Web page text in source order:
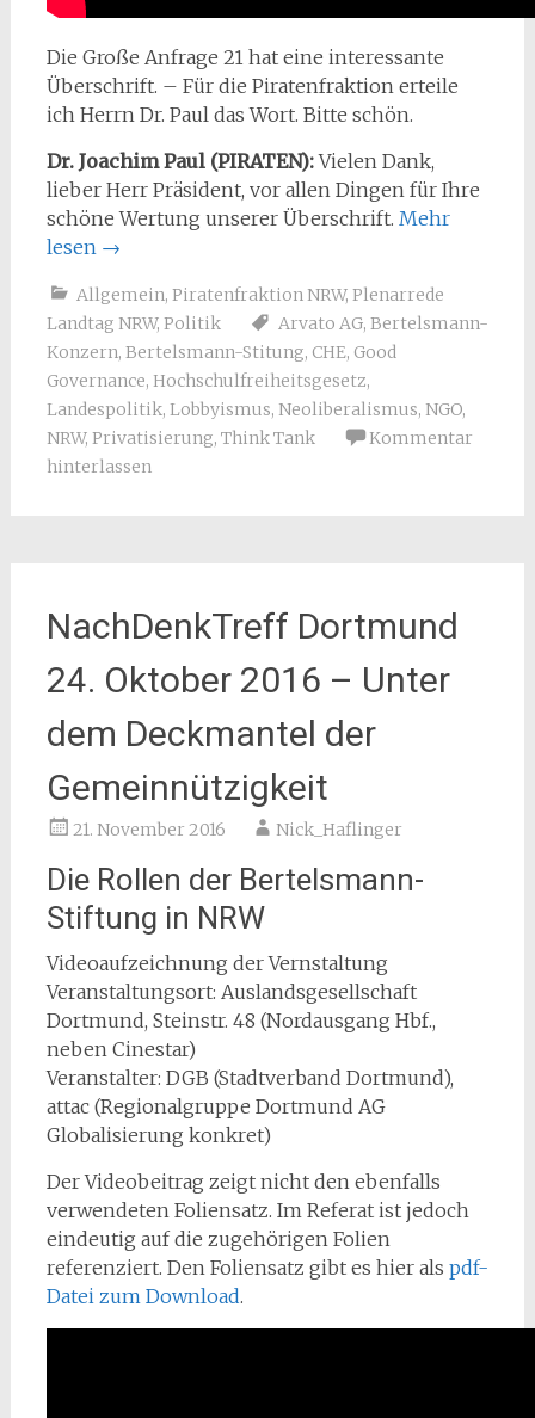
Die Große Anfrage 21 hat eine interessante
Überschrift. – Für die Piratenfraktion erteile
ich Herrn Dr. Paul das Wort. Bitte schön.
Dr. Joachim Paul (PIRATEN):Vielen Dank,
lieber Herr Präsident, vor allen Dingen für Ihre
schöne Wertung unserer Überschrift. Mehr
lesen →
Allgemein, Piratenfraktion NRW, Plenarrede
Landtag NRW, Politik Arvato AG, Bertelsmann-
Konzern, Bertelsmann-Stitung, CHE, Good
Governance, Hochschulfreiheitsgesetz,
Landespolitik, Lobbyismus, Neoliberalismus, NGO,
NRW, Privatisierung, Think Tank
Kommentar
hinterlassen
NachDenkTreff Dortmund
24. Oktober 2016 – Unter
dem Deckmantel der
Gemeinnützigkeit
21. November 2016 Nick_Haflinger
Die Rollen der Bertelsmann-
Stiftung in NRW
Videoaufzeichnung der Vernstaltung
Veranstaltungsort: Auslandsgesellschaft
Dortmund, Steinstr. 48 (Nordausgang Hbf.,
neben Cinestar)
Veranstalter: DGB (Stadtverband Dortmund),
attac (Regionalgruppe Dortmund AG
Globalisierung konkret)
Der Videobeitrag zeigt nicht den ebenfalls
verwendeten Foliensatz. Im Referat ist jedoch
eindeutig auf die zugehörigen Folien
referenziert. Den Foliensatz gibt es hier als pdf-
Datei zum Download.